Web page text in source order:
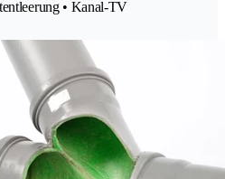
• Kanal-TV